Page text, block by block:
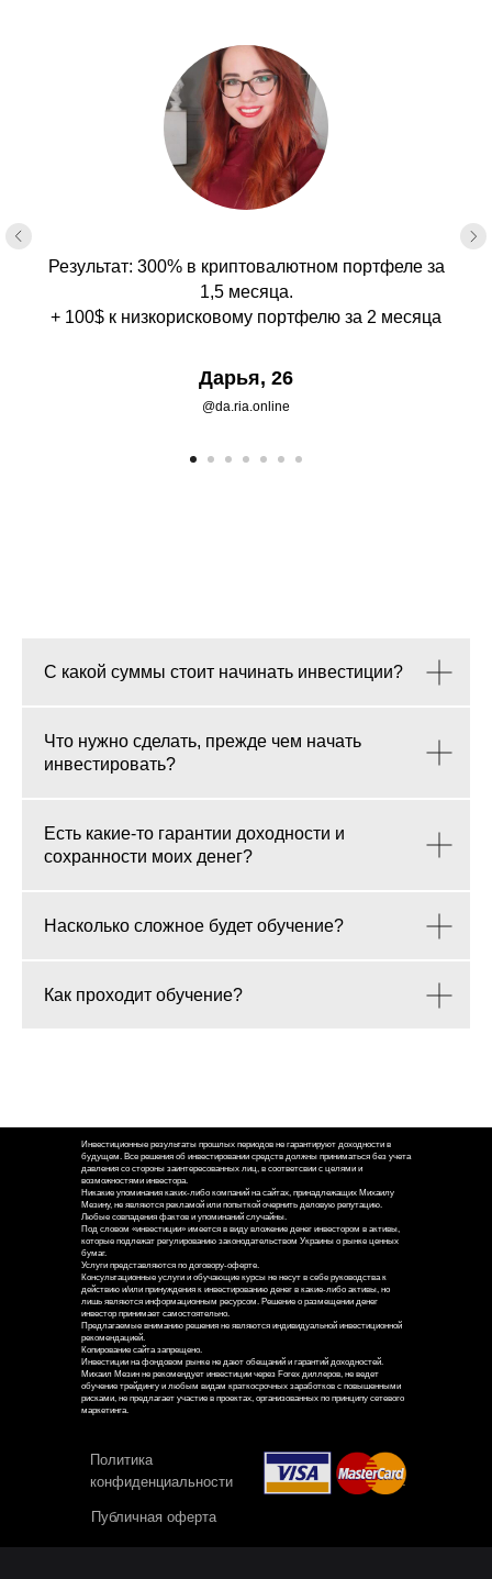
Записаться
Шаблон инвестиционного
портфеля
Результат: 300% в криптовалютном портфеле за
1,5 месяца.
+ 100$ к низкорисковому портфелю за 2 месяца
Дарья, 26
@da.ria.online
С какой суммы стоит начинать инвестиции?
Что нужно сделать, прежде чем начать
инвестировать?
Есть какие-то гарантии доходности и
сохранности моих денег?
Насколько сложное будет обучение?
Как проходит обучение?
Инвестиционные результаты прошлых периодов не гарантируют доходности в
будущем. Все решения об инвестировании средств должны приниматься без учета
давления со стороны заинтересованных лиц, в соответсвии с целями и
возможностями инвестора.
Никакие упоминания каких-либо компаний на сайтах, принадлежащих Михаилу
Мезину, не являются рекламой или попыткой очернить деловую репутацию.
Любые совпадения фактов и упоминаний случайны.
Под словом «инвестиции» имеется в виду вложение денег инвестором в активы,
которые подлежат регулированию законодательством Украины о рынке ценных
бумаг.
Услуги представляются по договору-оферте.
Консультационные услуги и обучающие курсы не несут в себе руководства к
действию и/или принуждения к инвестированию денег в какие-либо активы, но
лишь являются информационным ресурсом. Решение о размещении денег
инвестор принимает самостоятельно.
Предлагаемые вниманию решения не являются индивидуальной инвестиционной
рекомендацией.
Копирование сайта запрещено.
Инвестиции на фондовом рынке не дают обещаний и гарантий доходностей.
Михаил Мезин не рекомендует инвестиции через Forex диллеров, не ведет
обучение трейдингу и любым видам краткосрочных заработков с повышенными
рисками, не предлагает участие в проектах, организованных по принципу сетевого
маркетинга.
Публичная оферта
Политика
конфиденциальности